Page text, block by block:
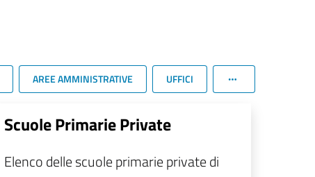
AREE AMMINISTRATIVE UFFICI
Scuole Primarie Private
Elenco delle scuole primarie private di